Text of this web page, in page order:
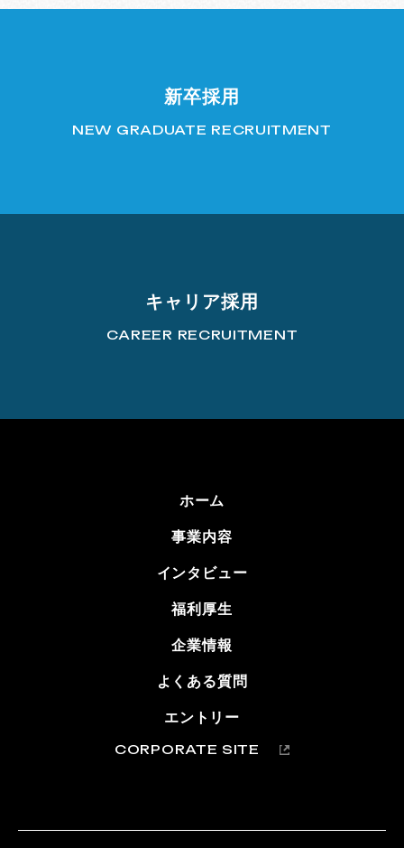
新卒採用
NEW GRADUATE RECRUITMENT
キャリア採用
CAREER RECRUITMENT
ホーム
事業内容
インタビュー
福利厚生
企業情報
よくある質問
エントリー
CORPORATE SITE